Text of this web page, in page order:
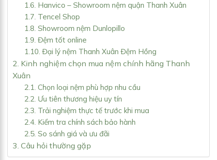
1.6. Hanvico – Showroom nệm quận Thanh Xuân
1.7. Tencel Shop
1.8. Showroom nệm Dunlopillo
1.9. Đệm tốt online
1.10. Đại lý nệm Thanh Xuân Đệm Hồng
2. Kinh nghiệm chọn mua nệm chính hãng Thanh
Xuân
2.1. Chọn loại nệm phù hợp nhu cầu
2.2. Ưu tiên thương hiệu uy tín
2.3. Trải nghiệm thực tế trước khi mua
2.4. Kiểm tra chính sách bảo hành
2.5. So sánh giá và ưu đãi
3. Câu hỏi thường gặp